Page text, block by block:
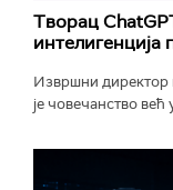
Творац
интелигенција
Извршни директор
је човечанство већ